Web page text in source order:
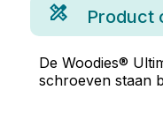
Product
De Woodies®
schroeven staan